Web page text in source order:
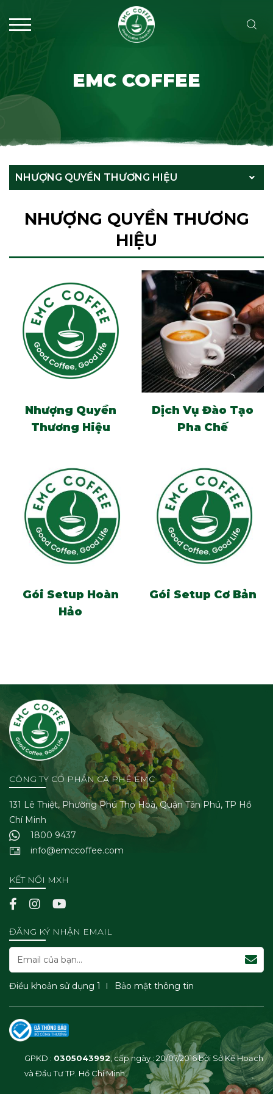
EMC COFFEE
NHƯỢNG QUYỀN THƯƠNG HIỆU
NHƯỢNG QUYỀN THƯƠNG
HIỆU
Nhượng Quyền
Thương Hiệu
Dịch Vụ Đào Tạo
Pha Chế
Gói Setup Hoàn
Hảo
Gói Setup Cơ Bản
CÔNG TY CỔ PHẦN CÀ PHÊ EMC
131 Lê Thiệt, Phường Phú Thọ Hoà, Quận Tân Phú, TP Hồ
Chí Minh
1800 9437
info@emccoffee.com
KẾT NỐI MXH
ĐĂNG KÝ NHẬN EMAIL
Điều khoản sử dụng 1 Bảo mật thông tin
GPKD : 0305043992 , cấp ngày : 20/07/2016 bởi Sở Kế Hoạch
và Đầu Tư TP. Hồ Chí Minh
Hỗ trợ đặt hàng